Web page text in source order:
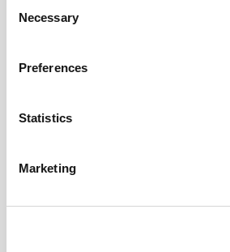
Selection
Necessary
Preferences
Statistics
Marketing